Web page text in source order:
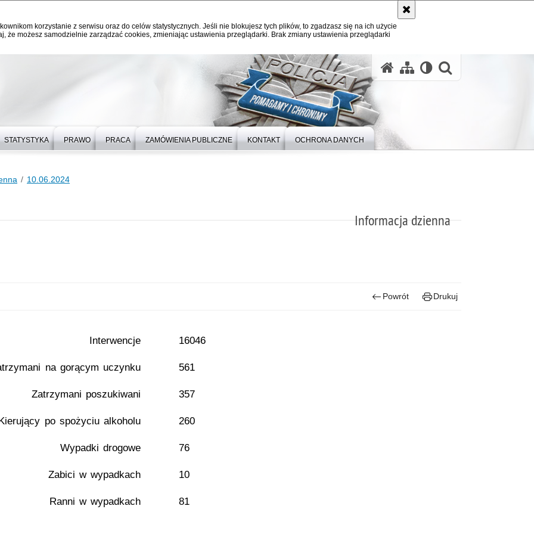
korzystanie z serwisu oraz do celów statystycznych. Jeśli nie blokujesz tych plików, to zgadzasz się na ich użycie
że możesz samodzielnie zarządzać cookies, zmieniając ustawienia przeglądarki. Brak zmiany ustawienia przeglądarki
STATYSTYKA PRAWO PRACA ZAMÓWIENIA PUBLICZNE KONTAKT OCHRONA DANYCH
10.06.2024
Informacja dzienna
Powrót Drukuj
Interwencje 16046
na gorącym uczynku 561
Zatrzymani poszukiwani 357
po spożyciu alkoholu 260
Wypadki drogowe 76
Zabici w wypadkach 10
Ranni w wypadkach 81